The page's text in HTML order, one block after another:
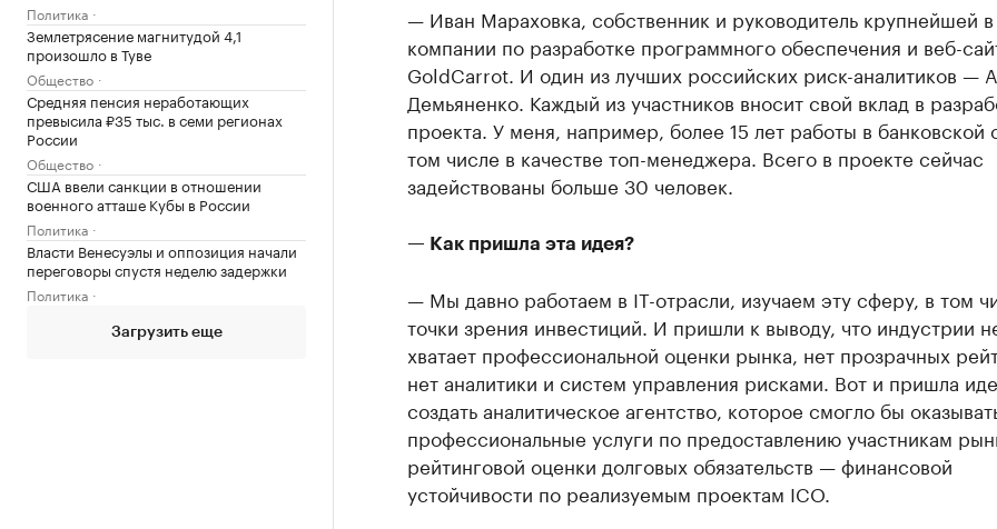
Политика
Землетрясение магнитудой 4,1
произошло в Туве
Общество
Средняя пенсия неработающих
превысила ₽35 тыс. в семи регионах
России
Общество
США ввели санкции в отношении
военного атташе Кубы в России
Политика
Власти Венесуэлы и оппозиция начали
переговоры спустя неделю задержки
Политика
Загрузить еще
— Иван Мараховка, собственник и руководитель крупнейшей
компании по разработке программного обеспечения и веб-
GoldCarrot. И один из лучших российских риск-аналитиков —
Демьяненко. Каждый из участников вносит свой вклад в
проекта. У меня, например, более 15 лет работы в банковской
том числе в качестве топ-менеджера. Всего в проекте сейчас
задействованы больше 30 человек.
— Как пришла эта идея?
— Мы давно работаем в IT-отрасли, изучаем эту сферу, в том
точки зрения инвестиций. И пришли к выводу, что индустрии
хватает профессиональной оценки рынка, нет прозрачных
нет аналитики и систем управления рисками. Вот и пришла
создать аналитическое агентство, которое смогло бы
профессиональные услуги по предоставлению участникам
рейтинговой оценки долговых обязательств — финансовой
устойчивости по реализуемым проектам ICO.